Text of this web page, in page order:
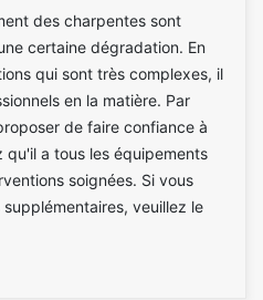
des charpentes sont
certaine dégradation. En
qui sont très complexes, il
en la matière. Par
de faire confiance à
qu'il a tous les équipements
soignées. Si vous
veuillez le